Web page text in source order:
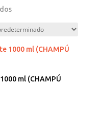
ml (CHAMPÚ